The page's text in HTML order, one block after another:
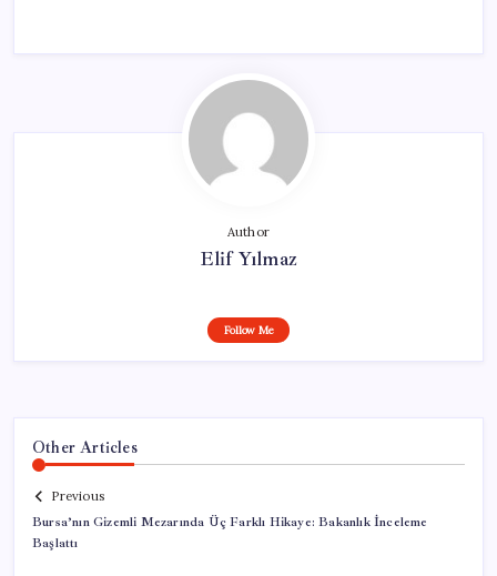
Author
Elif Yılmaz
Follow Me
Other Articles
Previous
Bursa’nın Gizemli Mezarında Üç Farklı Hikaye: Bakanlık İnceleme
Başlattı